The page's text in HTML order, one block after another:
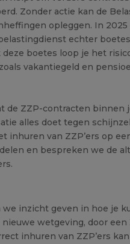
Zonder actie kan de
opleggen. In 2025
echter
boetes loop je het
vakantiegeld en
de ZZP-contracten binnen
alles doet tegen
inhuren van ZZP’ers op
en bespreken we de
inzicht geven in hoe je
wetgeving, door
inhuren van ZZP’ers